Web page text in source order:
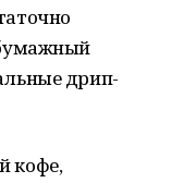
дрип-
кофе,